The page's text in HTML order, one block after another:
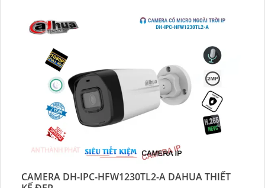
CAMERA DH-IPC-HFW1230TL2-A DAHUA THIẾT